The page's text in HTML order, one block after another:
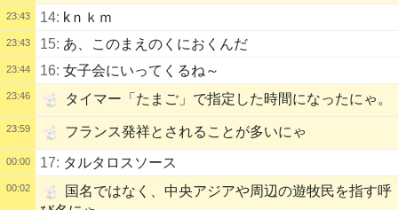
23:43 14: kｎｋｍ
23:43 15: あ、このまえのくにおくんだ
23:44 16: 女子会にいってくるね～
23:46 タイマー「たまご」で指定した時間になったにゃ。
23:59 フランス発祥とされることが多いにゃ
00:00 17: タルタロスソース
00:02
国名ではなく、中央アジアや周辺の遊牧民を指す呼